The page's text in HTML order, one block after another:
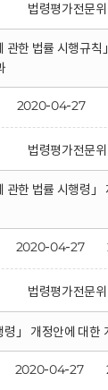
법령평가전문
관한 법률 시행규
2020-04-27
법령평가전문
관한 법률 시행령
2020-04-27
법령평가전문
령」 개정안에 대
2020-04-27